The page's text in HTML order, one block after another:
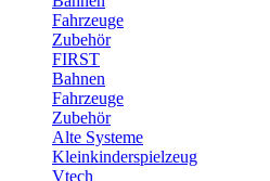
Fahrzeuge
Zubehör
FIRST
Bahnen
Fahrzeuge
Zubehör
Alte Systeme
Kleinkinderspielzeug
Vtech